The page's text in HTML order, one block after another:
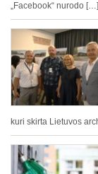
„Facebook“ nurodo […]
kuri skirta Lietuvos